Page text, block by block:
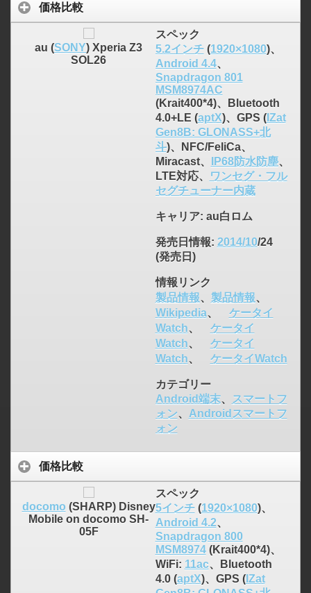
価格比較
au (SONY) Xperia Z3
SOL26
スペック
5.2インチ(1920×1080)、
Android 4.4、
Snapdragon 801
MSM8974AC
(Krait400*4)、Bluetooth
4.0+LE (aptX)、GPS (IZat
Gen8B: GLONASS+北
斗)、NFC/FeliCa、
Miracast、
IP68防水防塵、
LTE対応、
ワンセグ・フル
セグチューナー内蔵
キャリア: au白ロム
発売日情報: 2014/10/24
(発売日)
情報リンク
製品情報、 製品情報、
Wikipedia、
ケータイ
Watch、
ケータイ
Watch、
ケータイ
Watch、 ケータイWatch
カテゴリー
Android端末、
スマートフ
ォン、 Androidスマートフ
ォン
価格比較
docomo (SHARP) Disney
Mobile on docomo SH-
05F
スペック
5インチ(1920×1080)、
Android 4.2、
Snapdragon 800
MSM8974(Krait400*4)、
WiFi: 11ac、Bluetooth
4.0 (aptX)、GPS (IZat
click to expand contents